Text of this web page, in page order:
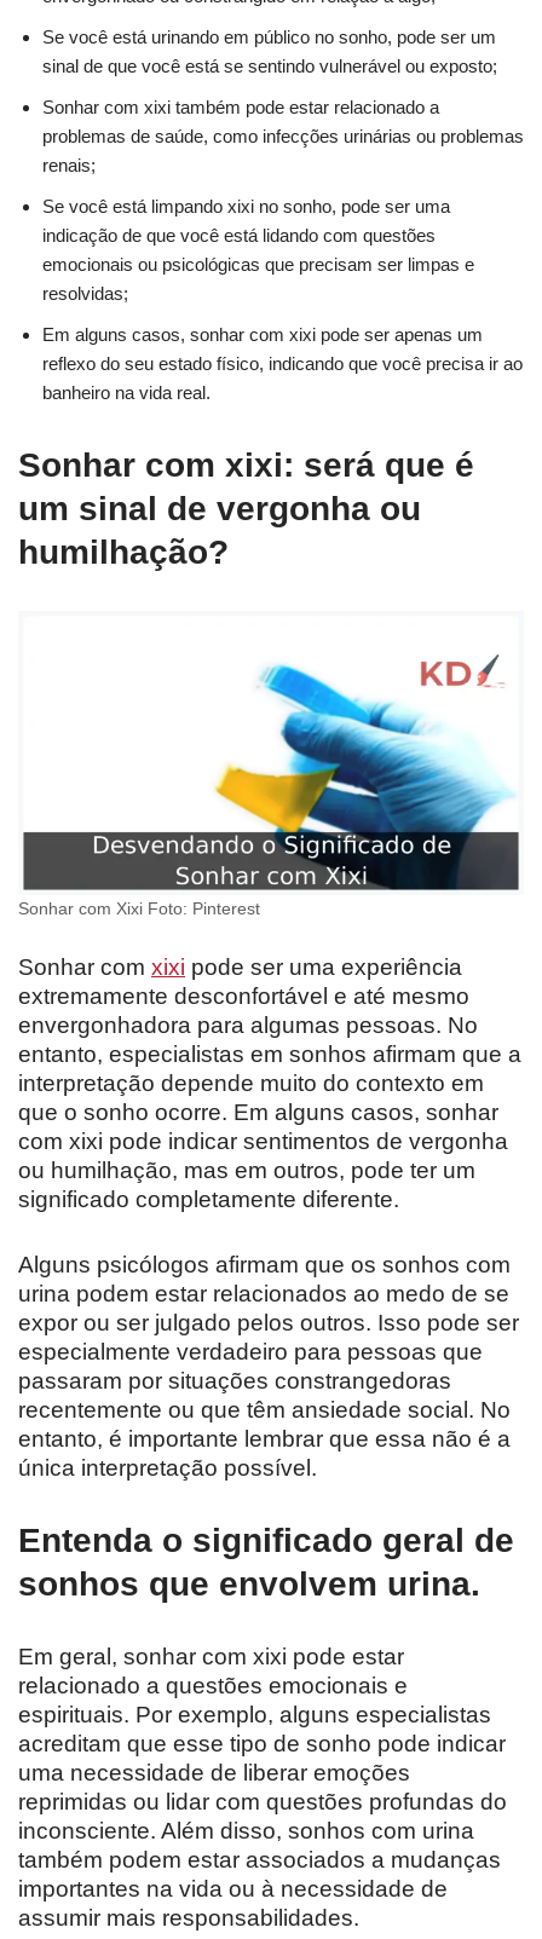
Se você está urinando em público no sonho, pode ser um
sinal de que você está se sentindo vulnerável ou exposto;
Sonhar com xixi também pode estar relacionado a
problemas de saúde, como infecções urinárias ou problemas
renais;
Se você está limpando xixi no sonho, pode ser uma
indicação de que você está lidando com questões
emocionais ou psicológicas que precisam ser limpas e
resolvidas;
Em alguns casos, sonhar com xixi pode ser apenas um
reflexo do seu estado físico, indicando que você precisa ir ao
banheiro na vida real.
Sonhar com xixi: será que é
um sinal de vergonha ou
humilhação?
Sonhar com Xixi Foto: Pinterest
Sonhar com xixi pode ser uma experiência
extremamente desconfortável e até mesmo
envergonhadora para algumas pessoas. No
entanto, especialistas em sonhos afirmam que a
interpretação depende muito do contexto em
que o sonho ocorre. Em alguns casos, sonhar
com xixi pode indicar sentimentos de vergonha
ou humilhação, mas em outros, pode ter um
significado completamente diferente.
Alguns psicólogos afirmam que os sonhos com
urina podem estar relacionados ao medo de se
expor ou ser julgado pelos outros. Isso pode ser
especialmente verdadeiro para pessoas que
passaram por situações constrangedoras
recentemente ou que têm ansiedade social. No
entanto, é importante lembrar que essa não é a
única interpretação possível.
Entenda o significado geral de
sonhos que envolvem urina.
Em geral, sonhar com xixi pode estar
relacionado a questões emocionais e
espirituais. Por exemplo, alguns especialistas
acreditam que esse tipo de sonho pode indicar
uma necessidade de liberar emoções
reprimidas ou lidar com questões profundas do
inconsciente. Além disso, sonhos com urina
também podem estar associados a mudanças
importantes na vida ou à necessidade de
assumir mais responsabilidades.